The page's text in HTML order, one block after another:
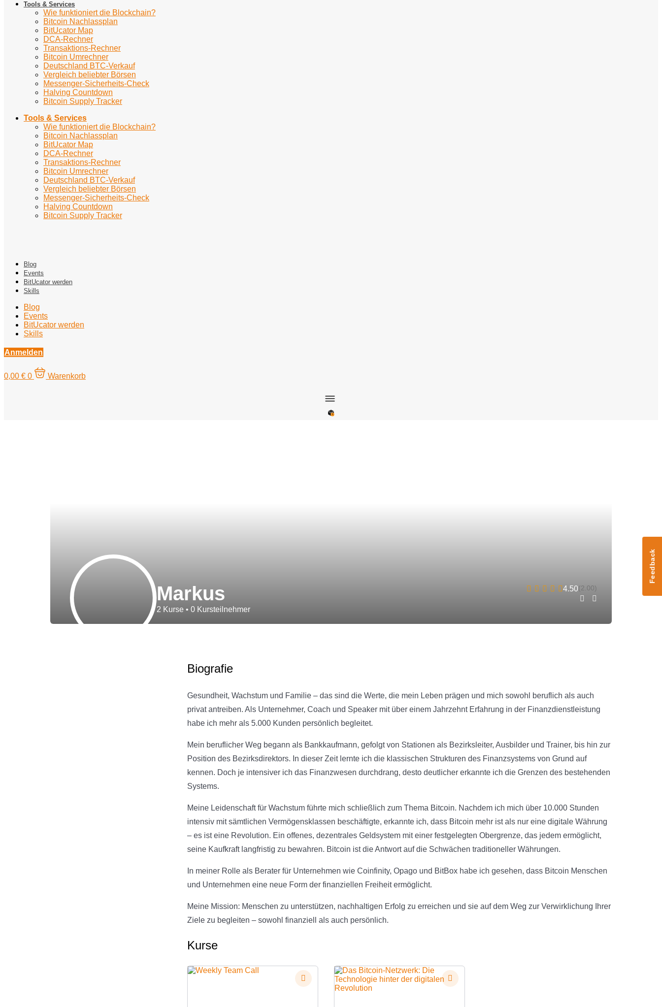
Tools & Services
Wie funktioniert die Blockchain?
Bitcoin Nachlassplan
BitUcator Map
DCA-Rechner
Transaktions-Rechner
Bitcoin Umrechner
Deutschland BTC-Verkauf
Vergleich beliebter Börsen
Messenger-Sicherheits-Check
Halving Countdown
Bitcoin Supply Tracker
Tools & Services
Wie funktioniert die Blockchain?
Bitcoin Nachlassplan
BitUcator Map
DCA-Rechner
Transaktions-Rechner
Bitcoin Umrechner
Deutschland BTC-Verkauf
Vergleich beliebter Börsen
Messenger-Sicherheits-Check
Halving Countdown
Bitcoin Supply Tracker
Blog
Events
BitUcator werden
Skills
Blog
Events
BitUcator werden
Skills
Anmelden
0,00 € 0 Warenkorb
Markus
2 Kurse • 0 Kursteilnehmer
4.50(2.00)
Biografie
Gesundheit, Wachstum und Familie – das sind die Werte, die mein Leben prägen und mich sowohl beruflich als auch
privat antreiben. Als Unternehmer, Coach und Speaker mit über einem Jahrzehnt Erfahrung in der Finanzdienstleistung
habe ich mehr als 5.000 Kunden persönlich begleitet.
Mein beruflicher Weg begann als Bankkaufmann, gefolgt von Stationen als Bezirksleiter, Ausbilder und Trainer, bis hin zur
Position des Bezirksdirektors. In dieser Zeit lernte ich die klassischen Strukturen des Finanzsystems von Grund auf
kennen. Doch je intensiver ich das Finanzwesen durchdrang, desto deutlicher erkannte ich die Grenzen des bestehenden
Systems.
Meine Leidenschaft für Wachstum führte mich schließlich zum Thema Bitcoin. Nachdem ich mich über 10.000 Stunden
intensiv mit sämtlichen Vermögensklassen beschäftigte, erkannte ich, dass Bitcoin mehr ist als nur eine digitale Währung
– es ist eine Revolution. Ein offenes, dezentrales Geldsystem mit einer festgelegten Obergrenze, das jedem ermöglicht,
seine Kaufkraft langfristig zu bewahren. Bitcoin ist die Antwort auf die Schwächen traditioneller Währungen.
In meiner Rolle als Berater für Unternehmen wie Coinfinity, Opago und BitBox habe ich gesehen, dass Bitcoin Menschen
und Unternehmen eine neue Form der finanziellen Freiheit ermöglicht.
Meine Mission: Menschen zu unterstützen, nachhaltigen Erfolg zu erreichen und sie auf dem Weg zur Verwirklichung Ihrer
Ziele zu begleiten – sowohl finanziell als auch persönlich.
Kurse
Feedback